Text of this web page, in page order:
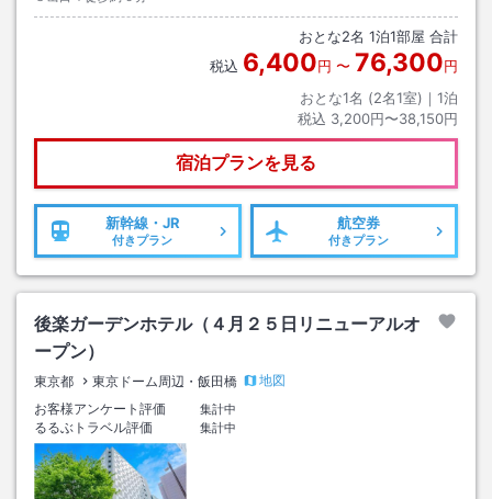
おとな2名 1泊1部屋 合計
税込 6,400円 〜 76,300円
おとな1名 (2名1室)｜ 1泊
税込 3,200円〜38,150円
宿泊プランを見る
新幹線・JR
付きプラン
航空券
付きプラン
後楽ガーデンホテル（４月２５日リニューアルオ
ープン）
東京都 東京ドーム周辺・飯田橋
地図
お客様アンケート評価
集計中
るるぶトラベル評価 集計中